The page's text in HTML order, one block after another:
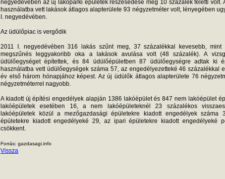
negyedévében az új lakóparki épületek részesedése még 10 százalék feletti volt.
használatba vett lakások átlagos alapterülete 93 négyzetméter volt, lényegében
I. negyedévében.
Az üdülőpiac is vergődik
2011 I. negyedévében 316 lakás szűnt meg, 37 százalékkal kevesebb,
megszűnés leggyakoribb oka a lakások avulása volt (48 százalék). A
üdülőegységet építettek, és 84 üdülőépületben 87 üdülőegységre adtak ki
használatba vett üdülőegységek száma 57, az engedélyezetteké 46 százalékkal
év első három hónapjához képest. Az új üdülők átlagos alapterülete 76
négyzetméterrel nagyobb.
A kiadott új építési engedélyek alapján 1386 lakóépület és 847 nem lakóépület
lakóépületek esetében 16, a nem lakóépületeknél 23 százalékos
lakóépületek közül a mezőgazdasági épületekre kiadott engedélyek száma
épületekre kiadott engedélyeké 29, az ipari épületekre kiadott engedélyeké
csökkent.
Forrás: gazdasagi.info
Vissza